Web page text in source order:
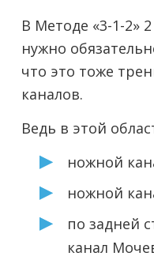
В Методе «3-1-2»
нужно
что это тоже
каналов.
Ведь в этой
ножной
ножной
по задней
канал